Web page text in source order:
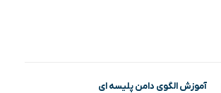
آموزش الگوی دامن پلیسه ای